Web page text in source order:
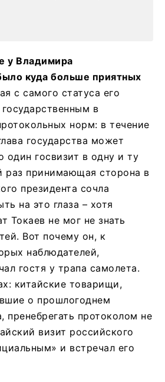
у Владимира
куда больше приятных
с самого статуса его
в
норм: в течение
государства может
один госвизит в одну и ту
раз принимающая сторона в
президента сочла
на это глаза – хотя
Токаев не мог не знать
Вот почему он, к
наблюдателей,
гостя у трапа самолета.
китайские товарищи,
о прошлогоднем
пренебрегать протоколом не
визит российского
и встречал его